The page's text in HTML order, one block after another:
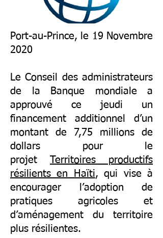
Port-au-Prince, le 19 Novembre
2020
Le Conseil des administrateurs
de la Banque mondiale a
approuvé ce jeudi un
financement additionnel d’un
montant de 7,75 millions de
dollars pour le
projet
Territoires productifs
résilients en Haïti, qui vise à
encourager l’adoption de
pratiques agricoles et
d’aménagement du territoire
plus résilientes.